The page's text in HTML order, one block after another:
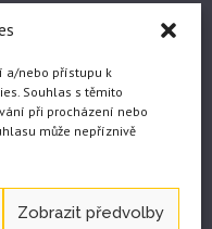
a/nebo přístupu k
Souhlas s těmito
při procházení nebo
může nepříznivě
Zobrazit předvolby